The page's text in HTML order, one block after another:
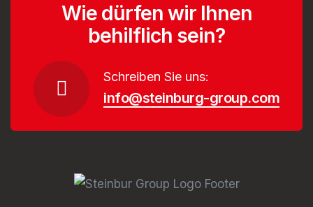
Wie dürfen wir Ihnen
behilflich sein?
Schreiben Sie uns:
info@steinburg-group.com